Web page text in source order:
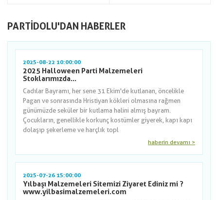
PARTIDOLU'DAN HABERLER
2025-08-22 10:00:00
2025 Halloween Parti Malzemeleri
Stoklarımızda...
Cadılar Bayramı, her sene 31 Ekim'de kutlanan, öncelikle
Pagan ve sonrasında Hristiyan kökleri olmasına rağmen
günümüzde seküler bir kutlama halini almış bayram.
Çocukların, genellikle korkunç kostümler giyerek, kapı kapı
dolaşıp şekerleme ve harçlık topl
haberin devamı >
2025-07-26 15:00:00
Yılbaşı Malzemeleri Sitemizi Ziyaret Ediniz mi ?
www.yilbasimalzemeleri.com